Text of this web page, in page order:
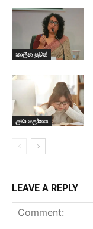
කාලීන පුවත්
ළමා ලෝකය
LEAVE A REPLY